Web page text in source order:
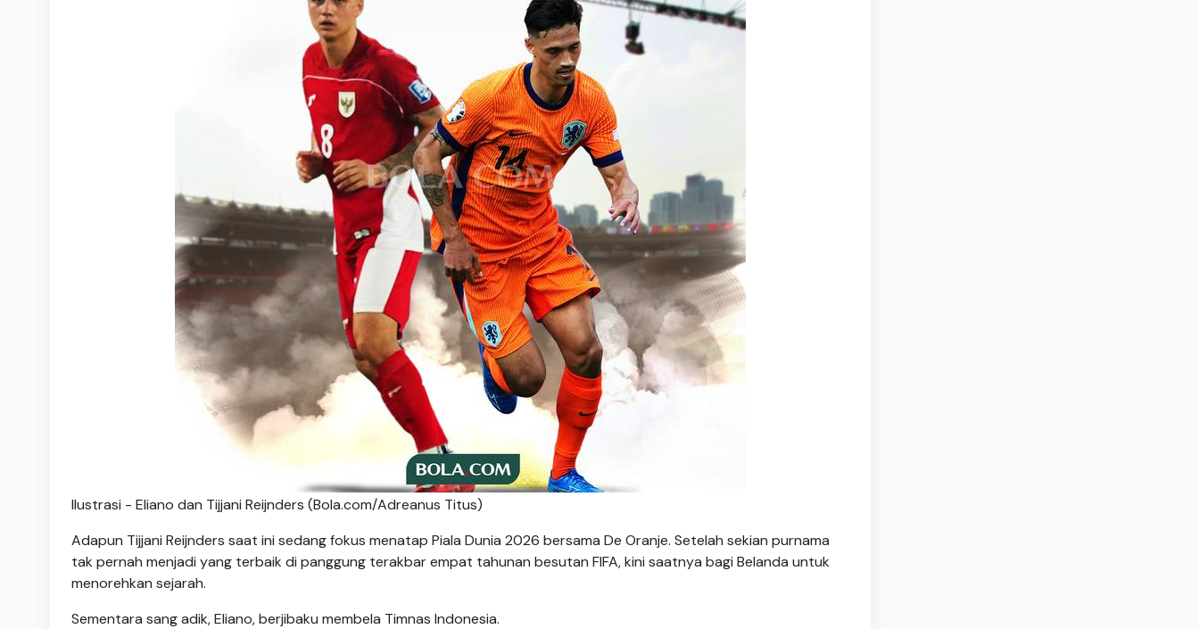
Ilustrasi - Eliano dan Tijjani Reijnders (Bola.com/Adreanus Titus)
Adapun Tijjani Reijnders saat ini sedang fokus menatap Piala Dunia 2026 bersama De Oranje. Setelah sekian purnama
tak pernah menjadi yang terbaik di panggung terakbar empat tahunan besutan FIFA, kini saatnya bagi Belanda untuk
menorehkan sejarah.
Sementara sang adik, Eliano, berjibaku membela Timnas Indonesia.